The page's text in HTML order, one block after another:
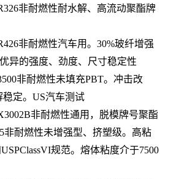
非耐燃性耐水解、高流动聚酯牌
非耐燃性汽车用。30%玻纤增强
异的强度、劲度、尺寸稳定性
非耐燃性未填充PBT。冲击改
稳定。US汽车测试
非耐燃性通用，脱模牌号聚酯
非耐燃性未增强型、挤塑级。高粘
规范。熔体粘度介于7500